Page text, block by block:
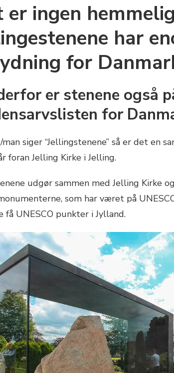
er ingen
har
for
er stenene også
for
man siger “Jellingstenene” så er det en
foran Jelling Kirke i Jelling.
udgør sammen med Jelling Kirke
som har været på
få UNESCO punkter i Jylland.